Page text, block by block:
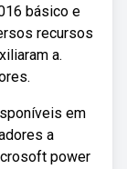
básico e
recursos
a.
em
a
power